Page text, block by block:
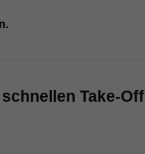
Take-Off